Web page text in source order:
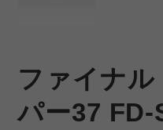
ファイナル
パー37 FD-